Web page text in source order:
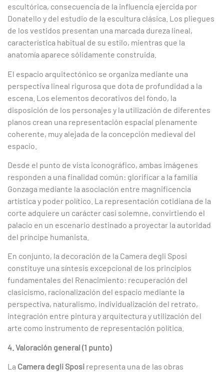
escultórica, consecuencia de la influencia ejercida por
Donatello y del estudio de la escultura clásica. Los pliegues
de los vestidos presentan una marcada dureza lineal,
característica habitual de su estilo, mientras que la
anatomía aparece sólidamente construida.
El espacio arquitectónico se organiza mediante una
perspectiva lineal rigurosa que dota de profundidad a la
escena. Los elementos decorativos del fondo, la
disposición de los personajes y la utilización de diferentes
planos crean una representación espacial plenamente
coherente, muy alejada de la concepción medieval del
espacio.
Desde el punto de vista iconográfico, ambas imágenes
responden a una finalidad común: glorificar a la familia
Gonzaga mediante la asociación entre magnificencia
artística y poder político. La representación cotidiana de la
corte adquiere un carácter casi solemne, convirtiendo el
palacio en un escenario destinado a proyectar la autoridad
del príncipe humanista.
En conjunto, la decoración de la Camera degli Sposi
constituye una síntesis excepcional de los principios
fundamentales del Renacimiento: recuperación del
clasicismo, racionalización del espacio mediante la
perspectiva, naturalismo, individualización del retrato,
integración entre pintura y arquitectura y utilización del
arte como instrumento de representación política.
4. Valoración general (1 punto)
La Camera degli Sposi representa una de las obras